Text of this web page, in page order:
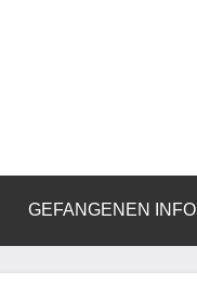
GEFANGENEN INFO